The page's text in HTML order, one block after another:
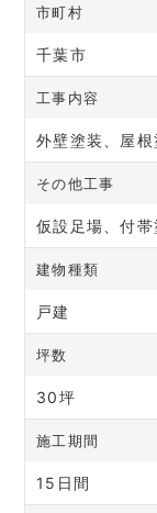
市町村
千葉市
工事内容
外壁塗装、屋根
その他工事
仮設足場、付
建物種類
戸建
坪数
30坪
施工期間
15日間